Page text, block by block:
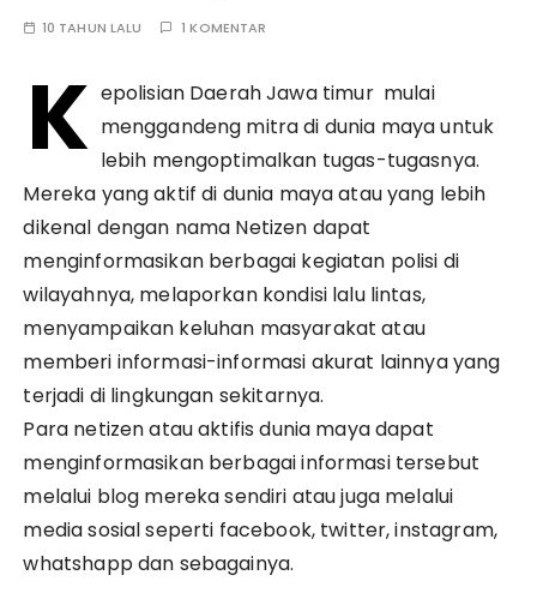
10 TAHUN LALU 1 KOMENTAR
K epolisian Daerah Jawa timur mulai
menggandeng mitra di dunia maya untuk
lebih mengoptimalkan tugas-tugasnya.
Mereka yang aktif di dunia maya atau yang lebih
dikenal dengan nama Netizen dapat
menginformasikan berbagai kegiatan polisi di
wilayahnya, melaporkan kondisi lalu lintas,
menyampaikan keluhan masyarakat atau
memberi informasi-informasi akurat lainnya yang
terjadi di lingkungan sekitarnya.
Para netizen atau aktifis dunia maya dapat
menginformasikan berbagai informasi tersebut
melalui blog mereka sendiri atau juga melalui
media sosial seperti facebook, twitter, instagram,
whatshapp dan sebagainya.